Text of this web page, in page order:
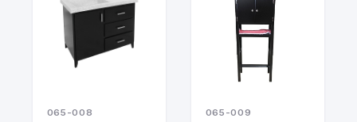
065-008 065-009